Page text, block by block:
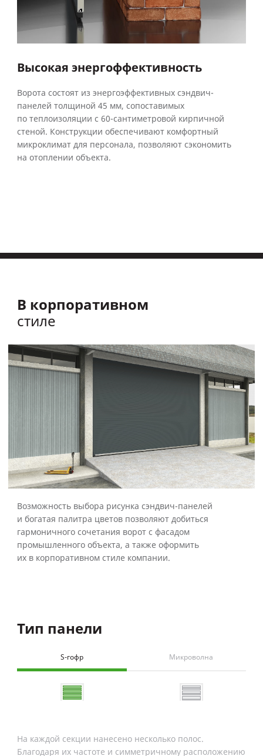
Высокая энергоффективность
Ворота состоят из энергоэффективных сэндвич-
панелей толщиной 45 мм, сопоставимых
по теплоизоляции с 60-сантиметровой кирпичной
стеной. Конструкции обеспечивают комфортный
микроклимат для персонала, позволяют сэкономить
на отоплении объекта.
В корпоративном
стиле
Возможность выбора рисунка сэндвич-панелей
и богатая палитра цветов позволяют добиться
гармоничного сочетания ворот с фасадом
промышленного объекта, а также оформить
их в корпоративном стиле компании.
Тип панели
S-гофр Микроволна
На каждой секции нанесено несколько полос.
Благодаря их частоте и симметричному расположению